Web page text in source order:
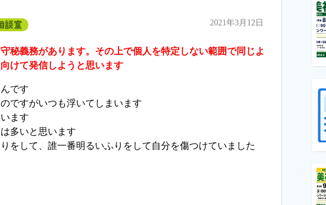
談室 2021年3月12日
秘義務があります。その上で個人を特定しない範囲で同じよ
けて発信しようと思います
です
ですがいつも浮いてしまいます
ます
多いと思います
をして、誰一番明るいふりをして自分を傷つけていました